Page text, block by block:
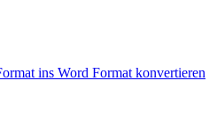
ins Word Format konvertieren